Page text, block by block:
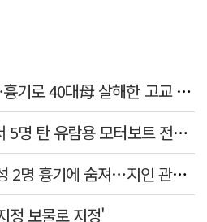
"아버지 외출한 사이"…흉기로 40대母 살해한 고교 자퇴생, 구속 기로에
전남 여수 오동도 해상서 5명 탄 유람용 모터보트 전복…2명 숨져
서울 면목동서 60대 남성 2명 흉기에 숨져…지인 관계로 추정
정 보물로 지정'